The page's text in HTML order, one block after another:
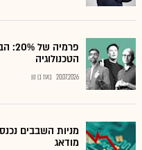
הטכנולוגיה
20.07.2026 בועז בן נון
מניות השבבים
מודאג